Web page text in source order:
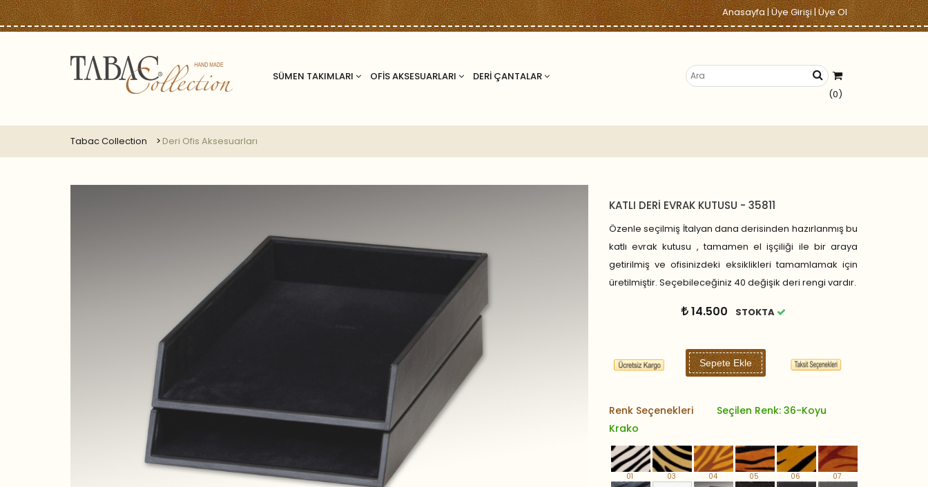
Anasayfa|Üye Girişi|Üye Ol
SÜMEN TAKIMLARI OFİS AKSESUARLARI
DERİ ÇANTALAR
(0)
Tabac Collection Deri Ofis Aksesuarları
KATLI DERİ EVRAK KUTUSU - 35811
Özenle seçilmiş İtalyan dana derisinden hazırlanmış bu
katlı evrak kutusu , tamamen el işçiliği ile bir araya
getirilmiş ve ofisinizdeki eksiklikleri tamamlamak için
üretilmiştir. Seçebileceğiniz 40 değişik deri rengi vardır.
14.500 STOKTA
Sepete Ekle
Renk Seçenekleri
Seçilen Renk: 36-Koyu
Krako
01 03 04 05 06 07